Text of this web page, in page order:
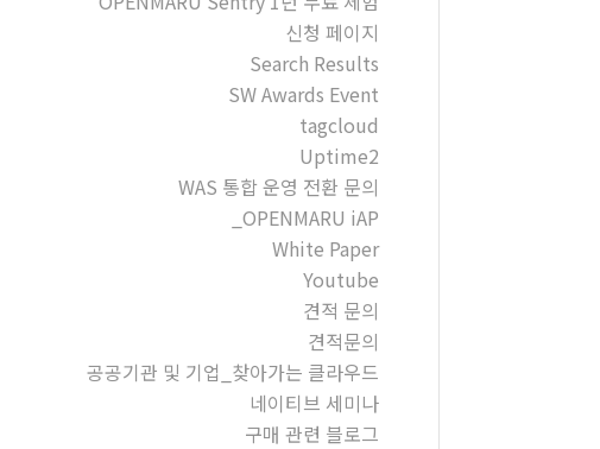
신청 페이지
Search Results
SW Awards Event
tagcloud
Uptime2
WAS 통합 운영 전환 문의
_OPENMARU iAP
White Paper
Youtube
견적 문의
견적문의
공공기관 및 기업_찾아가는 클라우드
네이티브 세미나
구매 관련 블로그